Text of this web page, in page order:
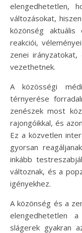
elengedhetetlen,
változásokat,
közönség
reakciói,
zenei
vezethetnek.
A közösségi
térnyerése
zenészek most
rajongóikkal, és
Ez a közvetlen
gyorsan
inkább
változnak, és a
igényekhez.
A közönség és a
elengedhetetlen
slágerek gyakran